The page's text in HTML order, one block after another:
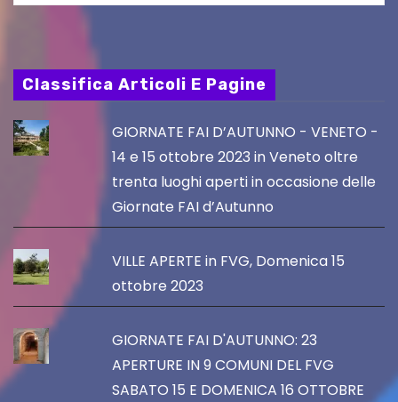
Classifica Articoli E Pagine
GIORNATE FAI D’AUTUNNO - VENETO -
14 e 15 ottobre 2023 in Veneto oltre
trenta luoghi aperti in occasione delle
Giornate FAI d’Autunno
VILLE APERTE in FVG, Domenica 15
ottobre 2023
GIORNATE FAI D'AUTUNNO: 23
APERTURE IN 9 COMUNI DEL FVG
SABATO 15 E DOMENICA 16 OTTOBRE